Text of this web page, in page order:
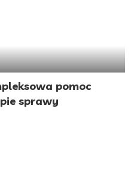
pomoc
sprawy